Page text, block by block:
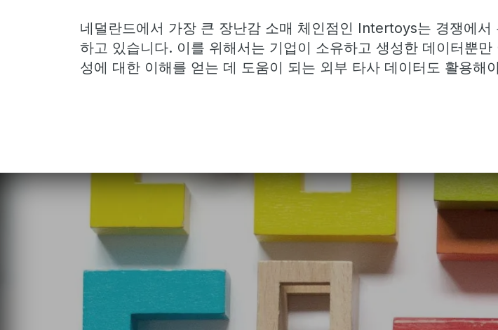
네덜란드에서 가장 큰 장난감 소매 체인점인 Intertoys는 경쟁에서
하고 있습니다. 이를 위해서는 기업이 소유하고 생성한 데이터뿐
성에 대한 이해를 얻는 데 도움이 되는 외부 타사 데이터도 활용해